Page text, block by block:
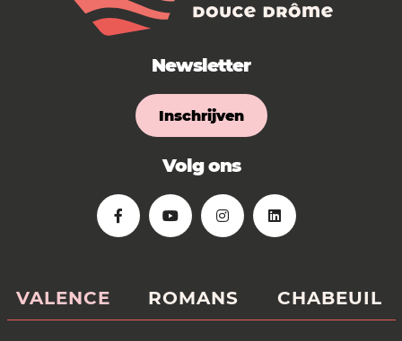
Newsletter
Inschrijven
Volg ons
VALENCE ROMANS CHABEUIL